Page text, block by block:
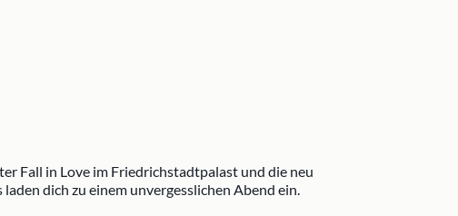
Fall in Love im Friedrichstadtpalast und die neu
dich zu einem unvergesslichen Abend ein.